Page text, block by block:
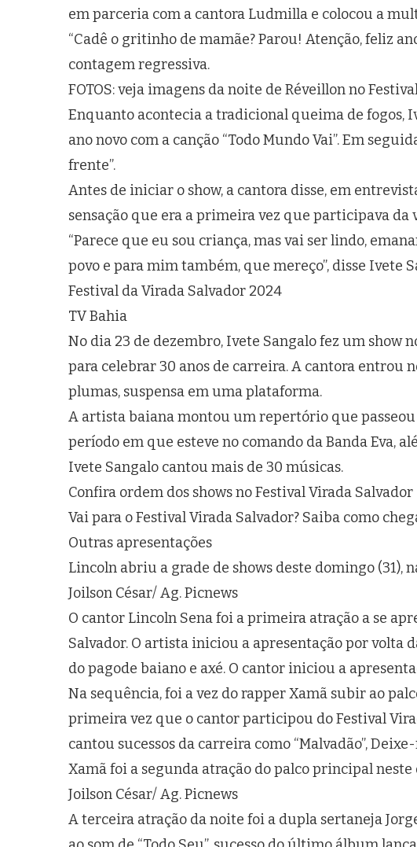
em parceria com a cantora Ludmilla e colocou a
“Cadê o gritinho de mamãe? Parou! Atenção, feliz
contagem regressiva.
FOTOS: veja imagens da noite de Réveillon no
Enquanto acontecia a tradicional queima de fogos,
ano novo com a canção “Todo Mundo Vai”. Em
frente”.
Antes de iniciar o show, a cantora disse, em
sensação que era a primeira vez que participava da
“Parece que eu sou criança, mas vai ser lindo,
povo e para mim também, que mereço”, disse Ivete
Festival da Virada Salvador 2024
TV Bahia
No dia 23 de dezembro, Ivete Sangalo fez um show
para celebrar 30 anos de carreira. A cantora entrou
plumas, suspensa em uma plataforma.
A artista baiana montou um repertório que passeou
período em que esteve no comando da Banda Eva,
Ivete Sangalo cantou mais de 30 músicas.
Confira ordem dos shows no Festival Virada Salvador
Vai para o Festival Virada Salvador? Saiba como
Outras apresentações
Lincoln abriu a grade de shows deste domingo (31),
Joilson César/ Ag. Picnews
O cantor Lincoln Sena foi a primeira atração a se
Salvador. O artista iniciou a apresentação por volta
do pagode baiano e axé. O cantor iniciou a
Na sequência, foi a vez do rapper Xamã subir ao
primeira vez que o cantor participou do Festival
cantou sucessos da carreira como “Malvadão”, Deixe-
Xamã foi a segunda atração do palco principal neste
Joilson César/ Ag. Picnews
A terceira atração da noite foi a dupla sertaneja